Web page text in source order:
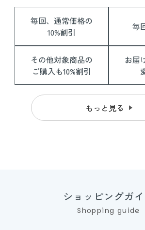
毎回、通常価格の
10%割引
毎
その他対象商品の
ご購入も10%割引
お届
もっと見る
ショッピングガ
Shopping guide